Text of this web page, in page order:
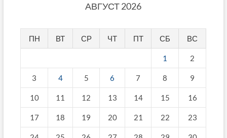
АВГУСТ 2026
ПН ВТ СР ЧТ ПТ СБ ВС
1 2
3 4 5 6 7 8 9
10 11 12 13 14 15 16
17 18 19 20 21 22 23